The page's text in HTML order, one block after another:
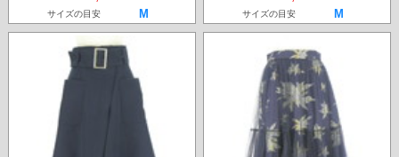
サイズの目安 M サイズの目安 M